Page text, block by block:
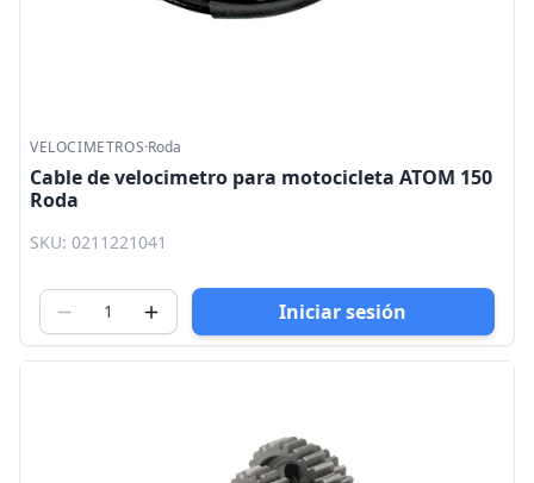
VELOCIMETROS·Roda
Cable de velocimetro para motocicleta ATOM 150
Roda
SKU: 0211221041
Iniciar sesión